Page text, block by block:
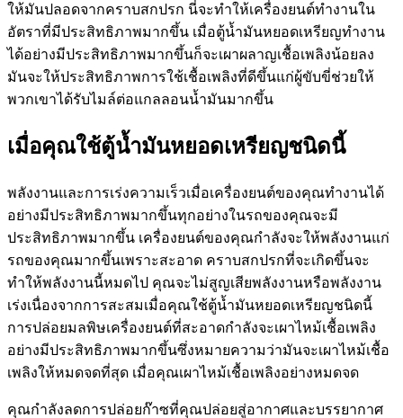
ให้มันปลอดจากคราบสกปรก นี่จะทำให้เครื่องยนต์ทำงานใน
อัตราที่มีประสิทธิภาพมากขึ้น เมื่อตู้น้ำมันหยอดเหรียญทำงาน
ได้อย่างมีประสิทธิภาพมากขึ้นก็จะเผาผลาญเชื้อเพลิงน้อยลง
มันจะให้ประสิทธิภาพการใช้เชื้อเพลิงที่ดีขึ้นแก่ผู้ขับขี่ช่วยให้
พวกเขาได้รับไมล์ต่อแกลลอนน้ำมันมากขึ้น
เมื่อคุณใช้ตู้น้ำมันหยอดเหรียญชนิดนี้
พลังงานและการเร่งความเร็วเมื่อเครื่องยนต์ของคุณทำงานได้
อย่างมีประสิทธิภาพมากขึ้นทุกอย่างในรถของคุณจะมี
ประสิทธิภาพมากขึ้น เครื่องยนต์ของคุณกำลังจะให้พลังงานแก่
รถของคุณมากขึ้นเพราะสะอาด คราบสกปรกที่จะเกิดขึ้นจะ
ทำให้พลังงานนี้หมดไป คุณจะไม่สูญเสียพลังงานหรือพลังงาน
เร่งเนื่องจากการสะสมเมื่อคุณใช้ตู้น้ำมันหยอดเหรียญชนิดนี้
การปล่อยมลพิษเครื่องยนต์ที่สะอาดกำลังจะเผาไหม้เชื้อเพลิง
อย่างมีประสิทธิภาพมากขึ้นซึ่งหมายความว่ามันจะเผาไหม้เชื้อ
เพลิงให้หมดจดที่สุด เมื่อคุณเผาไหม้เชื้อเพลิงอย่างหมดจด
คุณกำลังลดการปล่อยก๊าซที่คุณปล่อยสู่อากาศและบรรยากาศ